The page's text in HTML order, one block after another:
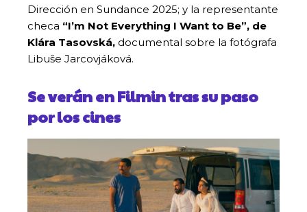
Dirección en Sundance 2025; y la representante
checa “I’m Not Everything I Want to Be”, de
Klára Tasovská, documental sobre la fotógrafa
Libuše Jarcovjáková.
Se verán en Filmin tras su paso
por los cines